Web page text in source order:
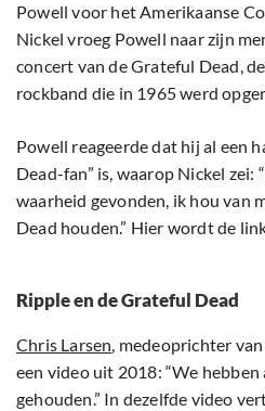
Powell voor het Amerikaanse
Nickel vroeg Powell naar zijn
concert van de Grateful Dead,
rockband die in 1965 werd
Powell reageerde dat hij al een
Dead-fan” is, waarop Nickel zei:
waarheid gevonden, ik hou van
Dead houden.” Hier wordt de
Ripple en de Grateful Dead
Chris Larsen, medeoprichter
een video uit 2018: “We
gehouden.” In dezelfde video